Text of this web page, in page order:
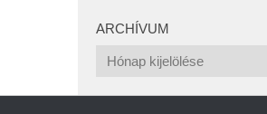
ARCHÍVUM
Archívum